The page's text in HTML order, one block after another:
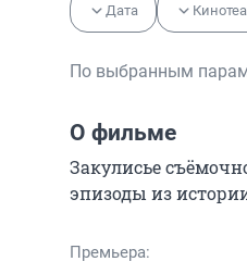
Дата
По выбранным
О фильме
Закулисье
эпизоды из
Премьера: